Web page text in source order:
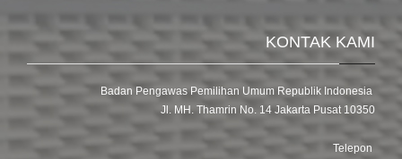
KONTAK KAMI
Badan Pengawas Pemilihan Umum Republik Indonesia
Jl. MH. Thamrin No. 14 Jakarta Pusat 10350
Telepon